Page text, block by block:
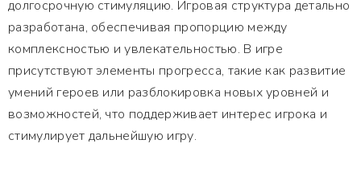
долгосрочную стимуляцию. Игровая структура детально
разработана, обеспечивая пропорцию между
комплексностью и увлекательностью. В игре
присутствуют элементы прогресса, такие как развитие
умений героев или разблокировка новых уровней и
возможностей, что поддерживает интерес игрока и
стимулирует дальнейшую игру.